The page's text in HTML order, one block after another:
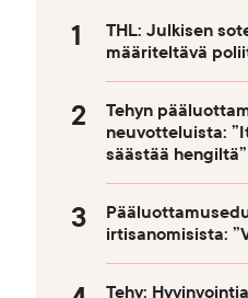
THL: Julkisen
määriteltävä
Tehyn
neuvotteluista:
säästää hengiltä”
irtisanomisista:
Tehy: